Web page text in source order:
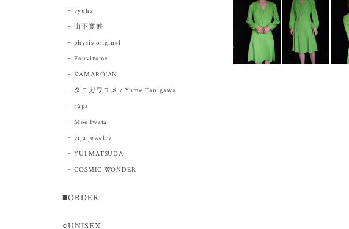
vyuha
山下寛兼
physis original
Fauvirame
KAMARO'AN
タニガワユメ / Yume Tanigawa
rūpa
Moe Iwata
vija jewelry
YUI MATSUDA
COSMIC WONDER
■ORDER
○UNISEX